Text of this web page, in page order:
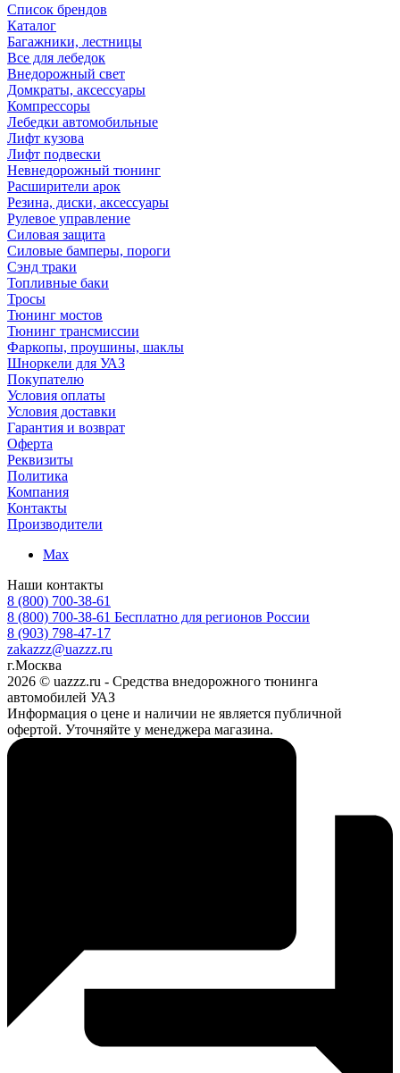
Список брендов
Каталог
Багажники, лестницы
Все для лебедок
Внедорожный свет
Домкраты, аксессуары
Компрессоры
Лебедки автомобильные
Лифт кузова
Лифт подвески
Невнедорожный тюнинг
Расширители арок
Резина, диски, аксессуары
Рулевое управление
Силовая защита
Силовые бамперы, пороги
Сэнд траки
Топливные баки
Тросы
Тюнинг мостов
Тюнинг трансмиссии
Фаркопы, проушины, шаклы
Шноркели для УАЗ
Покупателю
Условия оплаты
Условия доставки
Гарантия и возврат
Оферта
Реквизиты
Политика
Компания
Контакты
Производители
Max
Наши контакты
8 (800) 700-38-61
8 (800) 700-38-61 Бесплатно для регионов России
8 (903) 798-47-17
zakazzz@uazzz.ru
г.Москва
2026 © uazzz.ru - Средства внедорожного тюнинга
автомобилей УАЗ
Информация о цене и наличии не является публичной
офертой. Уточняйте у менеджера магазина.